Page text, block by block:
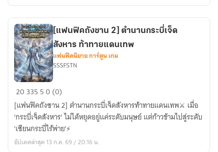
ว
หลัว
พร้อม
กับ
ความ
ลับ
ที่
ไม่มี
ใคร
ล่วง
รู้
อัสนี
เบิก
ฟ้า
ข้า
ขอ
เคียง
บ่า
จักรพรรดิ
เพลิง
เซียว
เห
[แฟน
ฟิค
ถัง
ซาน
2]
ตำนาน
[แฟนฟิคถังซาน 2] ตำนานกระบี่เจ็ด
สังหาร ท้าทายแดนเทพ
แฟนฟิคนิยาย การ์ตูน เกม
SSSFSTN
20335 50 (0)
[แฟนฟิคถังซาน 2] ตำนานกระบี่เจ็ดสังหารท้าทายแดนเทพ⚔️ เมื่อ
'กระบี่เจ็ดสังหาร' ไม่ได้หยุดอยู่แค่ระดับมนุษย์ แต่ก้าวข้ามไปสู่ระดับ
'เซียนกระบี่ไร้พ่าย'⚡
อัปเดตล่าสุด 13 ก.ค. 69 / 20:16 น.